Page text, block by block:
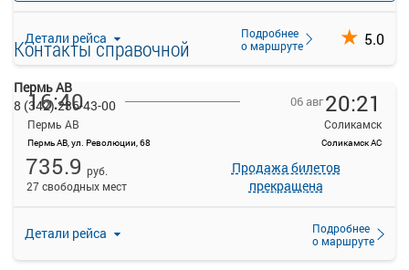
Детали рейса
Подробнее
о маршруте
5.0
16:40
Пермь АВ
Пермь АВ, ул. Революции, 68
06 авг20:21
Соликамск
Соликамск АС
Детали рейса
Подробнее
о маршруте
735.9 руб.
27 свободных мест
Продажа билетов
прекращена
Контакты справочной
Пермь АВ
8 (342) 236-43-00